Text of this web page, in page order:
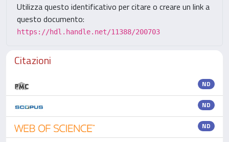
Utilizza questo identificativo per citare o creare un link a
questo documento:
https://hdl.handle.net/11388/200703
Citazioni
ND
ND
ND